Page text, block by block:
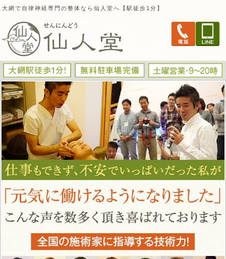
大網で自律神経専門の整体なら仙人堂へ【駅徒歩1分】